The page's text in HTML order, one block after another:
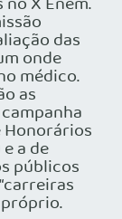
das
onde
médico.
as
Honorários
a de
públicos